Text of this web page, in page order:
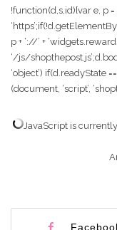
!function(d,s,id){var e, p
p + ‘://’ +
‘/js/
‘object’) if(d.readyState
(document, ‘script’,
JavaScript is